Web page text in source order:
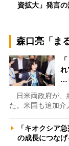
資拡大」発言
森口亮「ま
れ
…
日米両政府が、
た。米国も追加介
「キオクシア
の成長につな